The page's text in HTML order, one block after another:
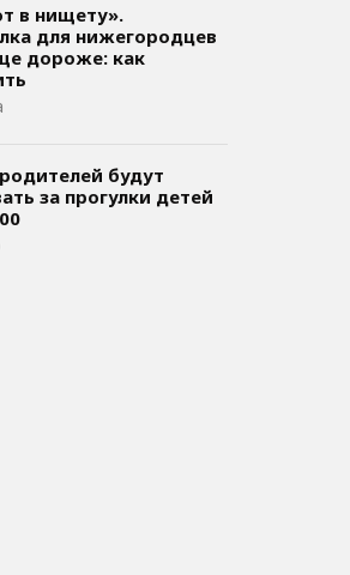
в нищету».
для нижегородцев
дороже: как
будут
за прогулки детей